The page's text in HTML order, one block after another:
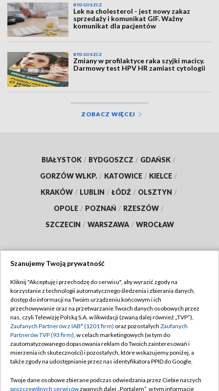
BYDGOSZCZ
Lek na cholesterol - jest nowy zakaz
sprzedaży i komunikat GIF. Ważny
komunikat dla pacjentów
BYDGOSZCZ
Zmiany w profilaktyce raka szyjki macicy.
Darmowy test HPV HR zamiast cytologii
ZOBACZ WIĘCEJ
BIAŁYSTOK / BYDGOSZCZ / GDAŃSK /
GORZÓW WLKP. / KATOWICE / KIELCE /
KRAKÓW / LUBLIN / ŁÓDŹ / OLSZTYN /
OPOLE / POZNAŃ / RZESZÓW /
SZCZECIN / WARSZAWA / WROCŁAW
TVP
Abonament TVP
Emisja w TVP
Centrum informacji TVP
Naziemna Telewizja Cyfrowa
Rada Programowa
Regulamin TVP
Polityka prywatności
Moje zgody
Pomoc
Szanujemy Twoją prywatność
Kliknij "Akceptuję i przechodzę do serwisu", aby wyrazić zgody na
korzystanie z technologii automatycznego śledzenia i zbierania danych,
dostęp do informacji na Twoim urządzeniu końcowym i ich
przechowywanie oraz na przetwarzanie Twoich danych osobowych przez
nas, czyli Telewizję Polską S.A. w likwidacji (zwaną dalej również „TVP”),
Zaufanych Partnerów z IAB* (1201 firm) oraz pozostałych Zaufanych
Partnerów TVP (93 firm), w celach marketingowych (w tym do
zautomatyzowanego dopasowania reklam do Twoich zainteresowań i
mierzenia ich skuteczności) i pozostałych, które wskazujemy poniżej, a
także zgody na udostępnianie przez nas identyfikatora PPID do Google.
Twoje dane osobowe zbierane podczas odwiedzania przez Ciebie naszych
poszczególnych serwisówzwanych dalej „Portalem”, w tym informacje